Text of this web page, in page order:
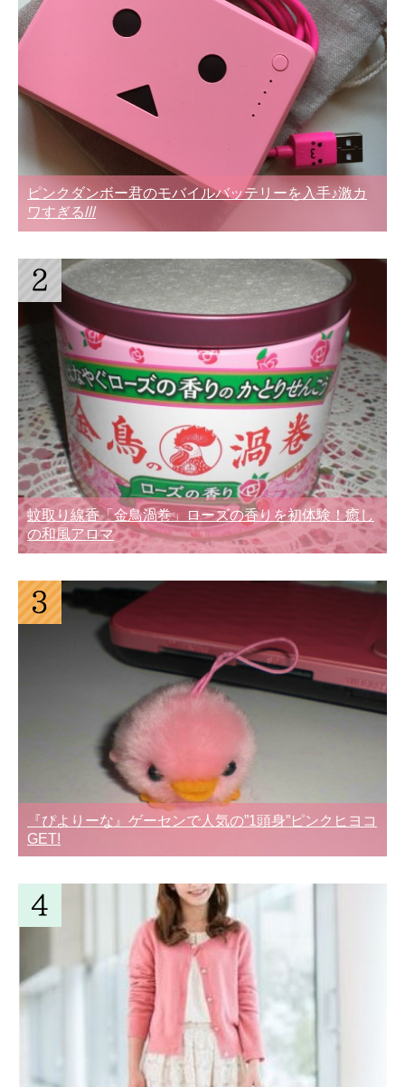
ピンクダンボー君のモバイルバッテリーを入手♪激カ
ワすぎる///
蚊取り線香「金鳥渦巻」ローズの香りを初体験！癒し
の和風アロマ
『ぴよりーな』ゲーセンで人気の”1頭身”ピンクヒヨコ
GET!